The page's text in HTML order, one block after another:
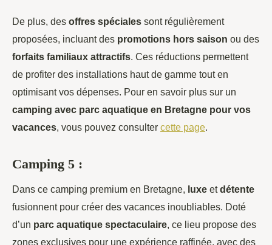
De plus, des offres spéciales sont régulièrement
proposées, incluant des promotions hors saison ou des
forfaits familiaux attractifs. Ces réductions permettent
de profiter des installations haut de gamme tout en
optimisant vos dépenses. Pour en savoir plus sur un
camping avec parc aquatique en Bretagne pour vos
vacances, vous pouvez consulter cette page.
Camping 5 :
Dans ce camping premium en Bretagne, luxe etdétente
fusionnent pour créer des vacances inoubliables. Doté
d’un parc aquatique spectaculaire , ce lieu propose des
zones exclusives pour une expérience raffinée, avec des